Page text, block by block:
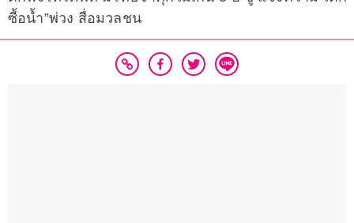
ซื้อน้ำ”พ่วง สื่อมวลชน